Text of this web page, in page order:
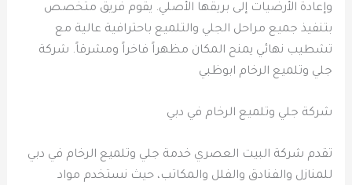
وإعادة الأرضيات إلى بريقها الأصلي. يقوم فريق متخصص
بتنفيذ جميع مراحل الجلي والتلميع باحترافية عالية مع
تشطيب نهائي يمنح المكان مظهراً فاخراً ومشرقاً. شركة
جلي وتلميع الرخام ابوظبي
شركة جلي وتلميع الرخام في دبي
تقدم شركة البيت العصري خدمة جلي وتلميع الرخام في دبي
للمنازل والفنادق والفلل والمكاتب، حيث نستخدم مواد